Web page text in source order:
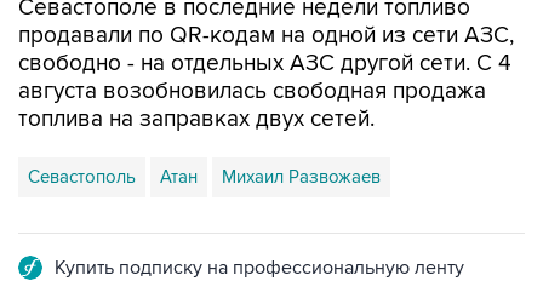
Севастополе в последние недели топливо
продавали по QR-кодам на одной из сети АЗС,
свободно - на отдельных АЗС другой сети. С 4
августа возобновилась свободная продажа
топлива на заправках двух сетей.
Севастополь Атан Михаил Развожаев
Купить подписку на профессиональную ленту